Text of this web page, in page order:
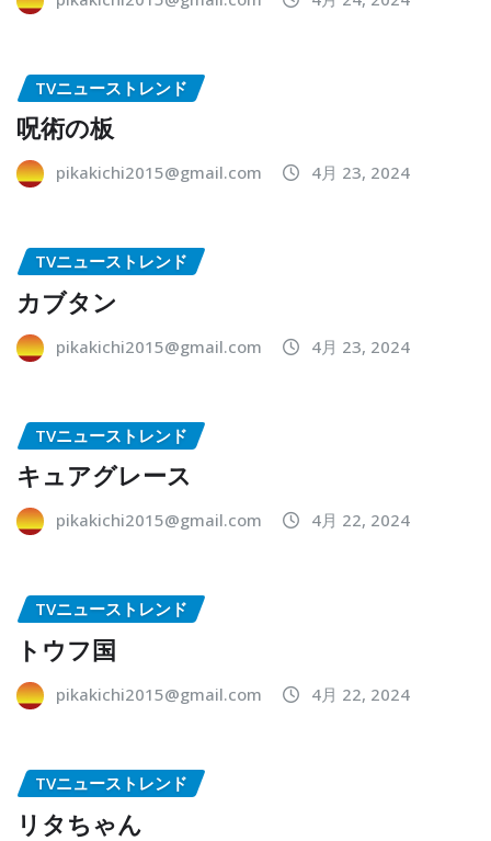
TVニューストレンド
呪術の板
pikakichi2015@gmail.com 4月 23, 2024
TVニューストレンド
カブタン
pikakichi2015@gmail.com 4月 23, 2024
TVニューストレンド
キュアグレース
pikakichi2015@gmail.com 4月 22, 2024
TVニューストレンド
トウフ国
pikakichi2015@gmail.com 4月 22, 2024
TVニューストレンド
リタちゃん